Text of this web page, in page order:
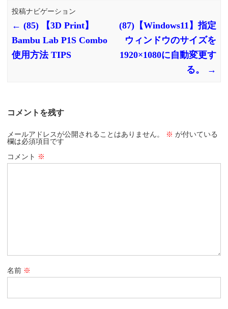
投稿ナビゲーション
← (85) 【3D Print】
Bambu Lab P1S Combo
使用方法 TIPS
(87)【Windows11】指定
ウィンドウのサイズを
1920×1080に自動変更す
る。
→
コメントを残す
メールアドレスが公開されることはありません。 ※ が付いている
欄は必須項目です
コメント ※
名前 ※